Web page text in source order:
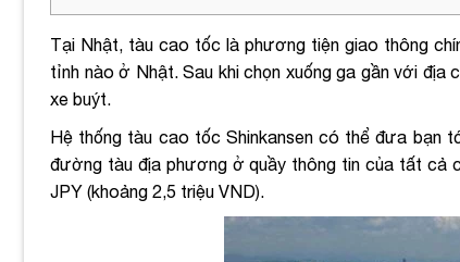
Tại Nhật, tàu cao tốc là phương tiện giao thông
tỉnh nào ở Nhật. Sau khi chọn xuống ga gần với
xe buýt.
Hệ thống tàu cao tốc Shinkansen có thể đưa bạn
đường tàu địa phương ở quầy thông tin của tất cả
JPY (khoảng 2,5 triệu VND).